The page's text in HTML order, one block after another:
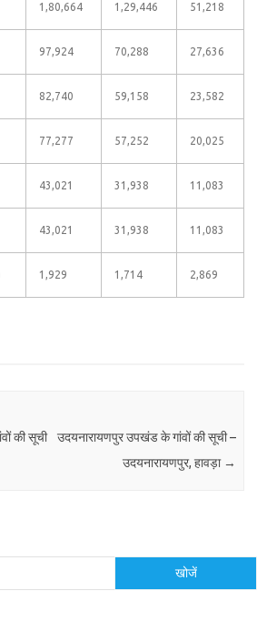
1,80,664 1,29,446 51,218
97,924 70,288 27,636
82,740 59,158 23,582
77,277 57,252 20,025
43,021 31,938 11,083
43,021 31,938 11,083
1,929 1,714 2,869
की सूची
उदयनारायणपुर उपखंड के गांवों की सूची –
उदयनारायणपुर, हावड़ा →
खोजें